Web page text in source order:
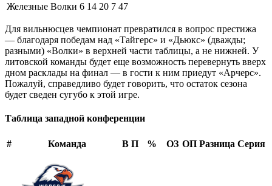
Железные Волки 6 14 20 7 47
Для вильнюсцев чемпионат превратился в вопрос престижа
— благодаря победам над «Тайгерс» и «Дьюкс» (дважды;
разными) «Волки» в верхней части таблицы, а не нижней. У
литовской команды будет еще возможность перевернуть вверх
дном расклады на финал — в гости к ним приедут «Арчерс».
Пожалуй, справедливо будет говорить, что остаток сезона
будет сведен сугубо к этой игре.
Таблица западной конференции
# Команда В П % ОЗ ОП Разница Серия